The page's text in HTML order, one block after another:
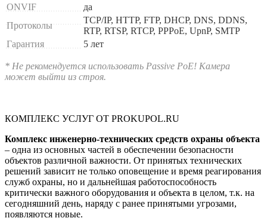
ONVIF
да
Протоколы
TCP/IP, HTTP, FTP, DHCP, DNS, DDNS,
RTP, RTSP, RTCP, PPPoE, UpnP, SMTP
Гарантия
5 лет
* Не рекомендуется использовать Passive PoE! Камера
может выйти из строя.
КОМПЛЕКС УСЛУГ ОТ PROKUPOL.RU
Комплекс инженерно-технических средств охраны объекта
– одна из основных частей в обеспечении безопасности
объектов различной важности. От принятых технических
решений зависит не только оповещение и время реагирования
служб охраны, но и дальнейшая работоспособность
критически важного оборудования и объекта в целом, т.к. на
сегодняшний день, наряду с ранее принятыми угрозами,
появляются новые.